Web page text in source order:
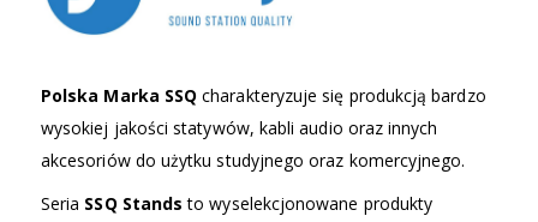
Polska Marka SSQ charakteryzuje się produkcją bardzo
wysokiej jakości statywów, kabli audio oraz innych
akcesoriów do użytku studyjnego oraz komercyjnego.
Seria SSQ Stands to wyselekcjonowane produkty